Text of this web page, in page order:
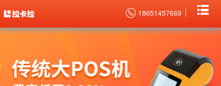
18651457669